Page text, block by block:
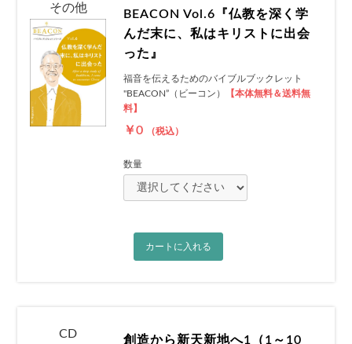
その他
BEACON Vol.6『仏教を深く学
んだ末に、私はキリストに出会
った』
福音を伝えるためのバイブルブックレット
"BEACON”（ビーコン）
【本体無料＆送料無
料】
￥0 （税込）
数量
カートに入れる
CD 創造から新天新地へ1（1～10